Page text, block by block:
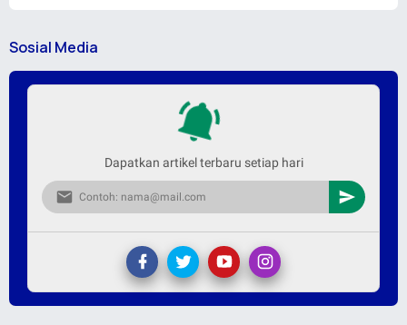
Sosial Media
Dapatkan artikel terbaru setiap hari